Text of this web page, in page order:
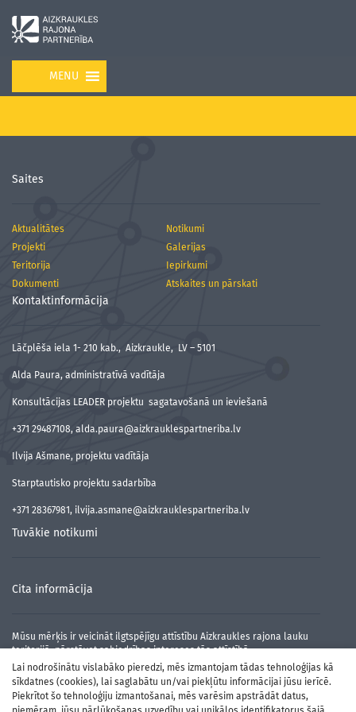
Lai nodrošinātu vislabāko pieredzi, mēs izmantojam tādas tehnoloģijas kā
sīkdatnes (cookies), lai saglabātu un/vai piekļūtu informācijai jūsu ierīcē.
Piekrītot šo tehnoloģiju izmantošanai, mēs varēsim apstrādāt datus,
MENU
Saites
Aktualitātes
Notikumi
Projekti
Galerijas
Teritorija
Iepirkumi
Dokumenti
Atskaites un pārskati
Kontaktinformācija
Lāčplēša iela 1- 210 kab., Aizkraukle, LV – 5101
Alda Paura, administratīvā vadītāja
Konsultācijas LEADER projektu sagatavošanā un ieviešanā
+371 29487108, alda.paura@aizkrauklespartneriba.lv
Ilvija Ašmane, projektu vadītāja
Starptautisko projektu sadarbība
+371 28367981, ilvija.asmane@aizkrauklespartneriba.lv
Tuvākie notikumi
Cita informācija
Mūsu mērķis ir veicināt ilgtspējīgu attīstību Aizkraukles rajona lauku
teritorijā, pārstāvot sabiedrības intereses tās attīstībā.